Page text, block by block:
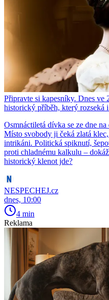
Připravte si kapesníky. Dnes
historický příběh, který rozseká
Osmnáctiletá dívka se ze dne
Místo svobody ji čeká zlatá
intrikáni. Politická spiknutí,
proti chladnému kalkulu –
historický klenot jde?
NESPECHEJ.cz
dnes, 10:00
4 min
Reklama